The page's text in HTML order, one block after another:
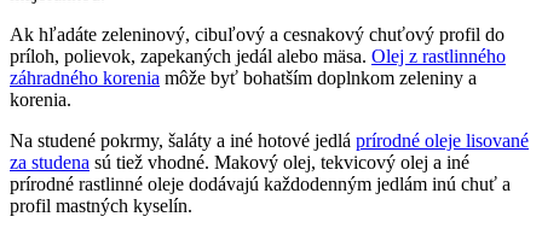
Ak hľadáte zeleninový, cibuľový a cesnakový chuťový profil do
príloh, polievok, zapekaných jedál alebo mäsa. Olej z rastlinného
záhradného korenia môže byť bohatším doplnkom zeleniny a
korenia.
Na studené pokrmy, šaláty a iné hotové jedlá prírodné oleje lisované
za studena sú tiež vhodné. Makový olej, tekvicový olej a iné
prírodné rastlinné oleje dodávajú každodenným jedlám inú chuť a
profil mastných kyselín.